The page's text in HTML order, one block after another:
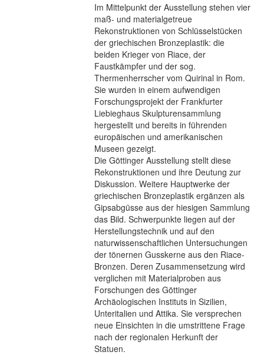
Im Mittelpunkt der Ausstellung stehen vier
maß- und materialgetreue
Rekonstruktionen von Schlüsselstücken
der griechischen Bronzeplastik: die
beiden Krieger von Riace, der
Faustkämpfer und der sog.
Thermenherrscher vom Quirinal in Rom.
Sie wurden in einem aufwendigen
Forschungsprojekt der Frankfurter
Liebieghaus Skulpturensammlung
hergestellt und bereits in führenden
europäischen und amerikanischen
Museen gezeigt.
Die Göttinger Ausstellung stellt diese
Rekonstruktionen und ihre Deutung zur
Diskussion. Weitere Hauptwerke der
griechischen Bronzeplastik ergänzen als
Gipsabgüsse aus der hiesigen Sammlung
das Bild. Schwerpunkte liegen auf der
Herstellungstechnik und auf den
naturwissenschaftlichen Untersuchungen
der tönernen Gusskerne aus den Riace-
Bronzen. Deren Zusammensetzung wird
verglichen mit Materialproben aus
Forschungen des Göttinger
Archäologischen Instituts in Sizilien,
Unteritalien und Attika. Sie versprechen
neue Einsichten in die umstrittene Frage
nach der regionalen Herkunft der
Statuen.